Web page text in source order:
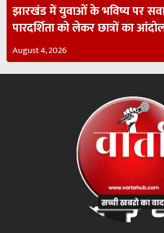
झारखंड में युवाओं के भविष्य पर
पारदर्शिता को लेकर छात्रों का
August 4, 2026